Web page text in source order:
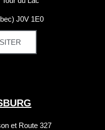
J0V 1E0
et Route 327